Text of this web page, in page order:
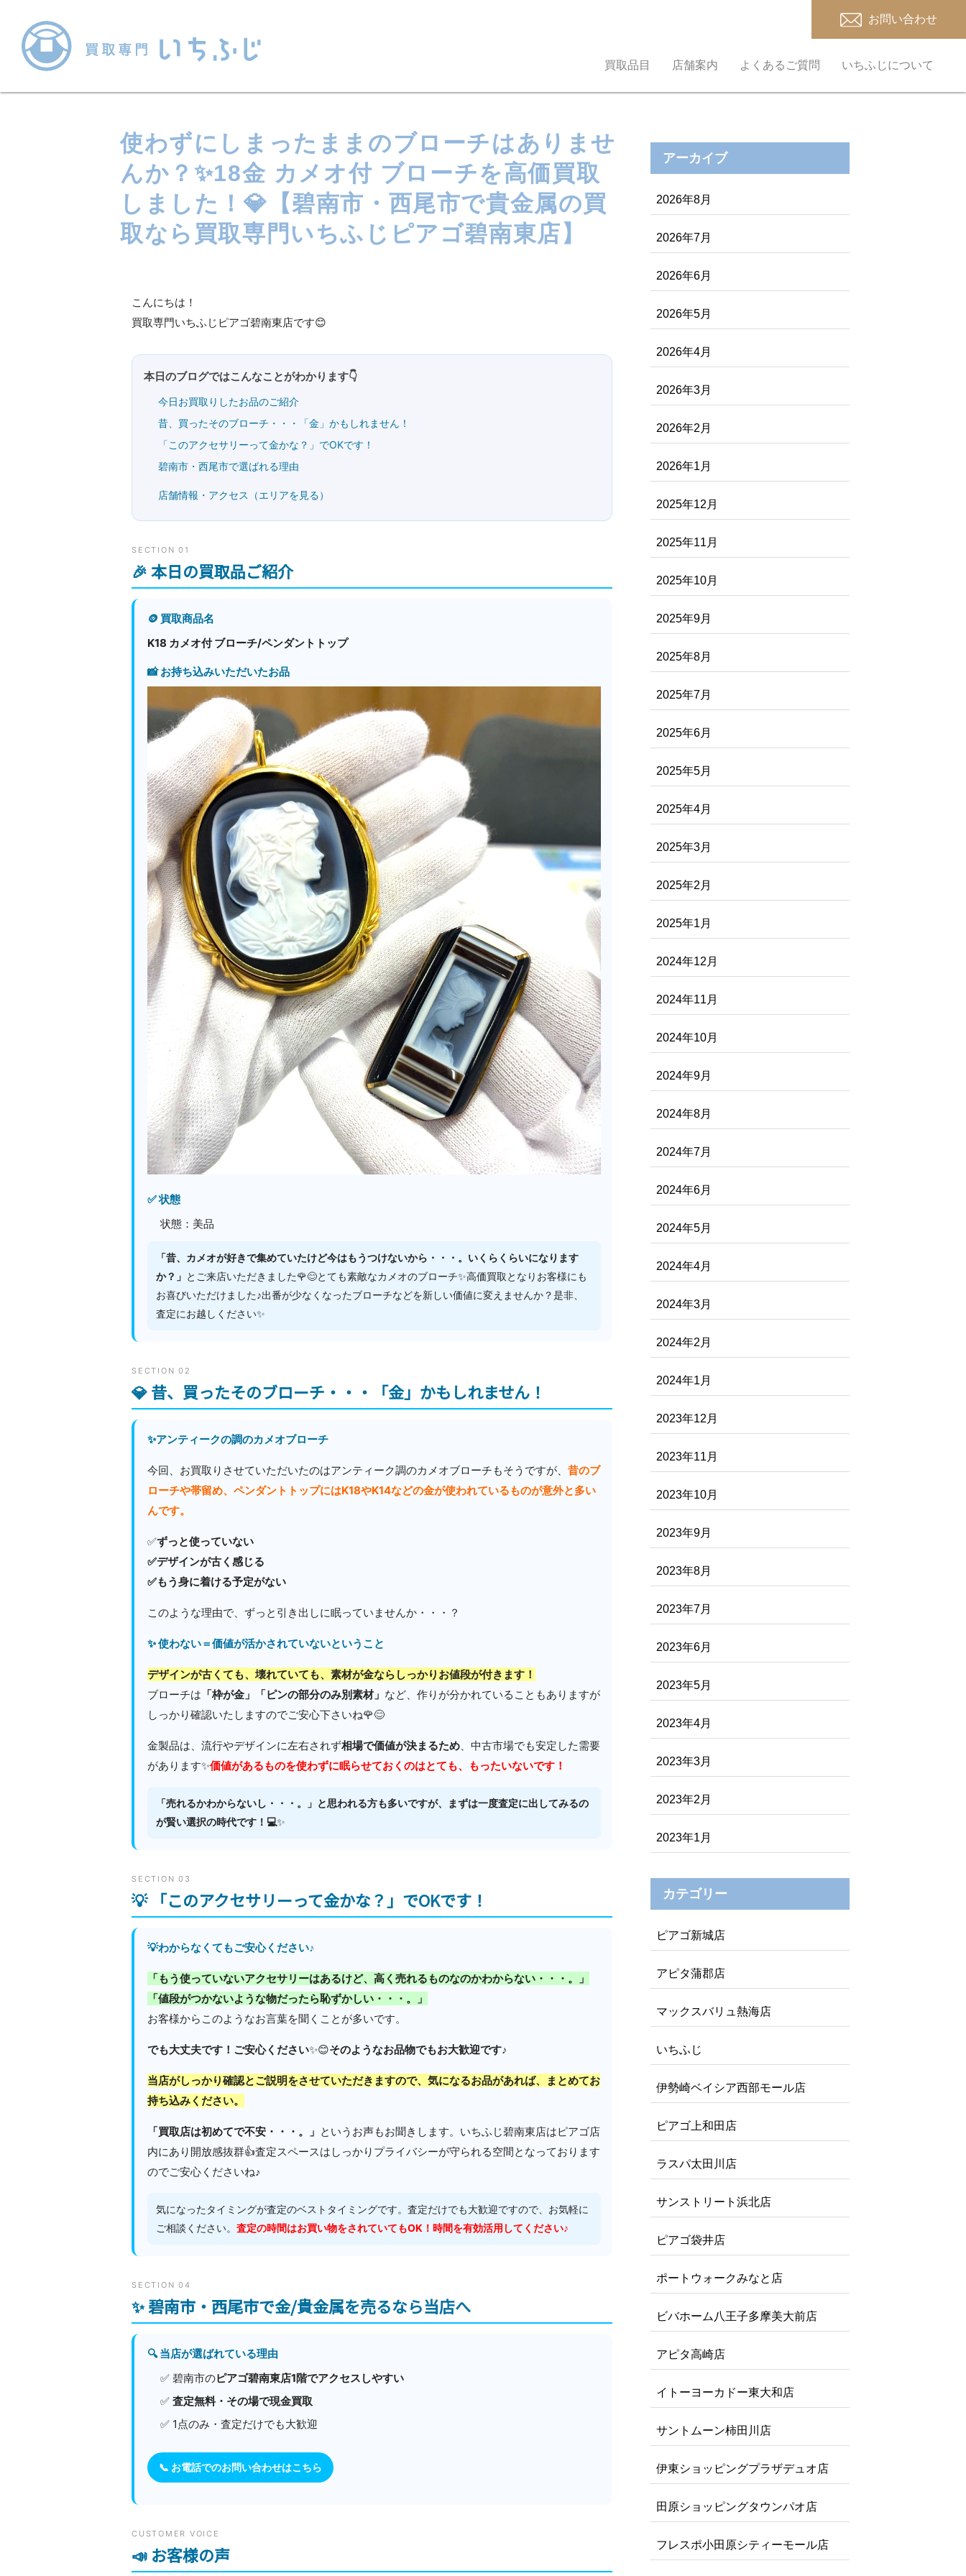
お問い合わせ
買取品目 店舗案内 よくあるご質問 いちふじについて
使わずにしまったままのブローチはありませ
んか？✨18金 カメオ付 ブローチを高価買取
しました！💎【碧南市・西尾市で貴金属の買
取なら買取専門いちふじピアゴ碧南東店】
こんにちは！
買取専門いちふじピアゴ碧南東店です😊
本日のブログではこんなことがわかります👇
今日お買取りしたお品のご紹介
昔、買ったそのブローチ・・・「金」かもしれません！
「このアクセサリーって金かな？」でOKです！
碧南市・西尾市で選ばれる理由
店舗情報・アクセス（エリアを見る）
SECTION 01
🎉 本日の買取品ご紹介
🪙 買取商品名
K18 カメオ付 ブローチ/ペンダントトップ
📸 お持ち込みいただいたお品
✅ 状態
状態：美品
「昔、カメオが好きで集めていたけど今はもうつけないから・・・。いくらくらいになります
か？」 とご来店いただきました🌹😊とても素敵なカメオのブローチ✨高価買取となりお客様にも
お喜びいただけました♪出番が少なくなったブローチなどを新しい価値に変えませんか？是非、
査定にお越しください✨
SECTION 02
💎 昔、買ったそのブローチ・・・「金」かもしれません！
✨アンティークの調のカメオブローチ
今回、お買取りさせていただいたのはアンティーク調のカメオブローチもそうですが、 昔のブ
ローチや帯留め、ペンダントトップにはK18やK14などの金が使われているものが意外と多い
んです。
✅ずっと使っていない
✅デザインが古く感じる
✅もう身に着ける予定がない
このような理由で、ずっと引き出しに眠っていませんか・・・？
✨ 使わない＝価値が活かされていないということ
デザインが古くても、壊れていても、素材が金ならしっかりお値段が付きます！
ブローチは 「枠が金」「ピンの部分のみ別素材」 など、作りが分かれていることもありますが
しっかり確認いたしますのでご安心下さいね🌹😊
金製品は、流行やデザインに左右されず相場で価値が決まるため、中古市場でも安定した需要
があります✨価値があるものを使わずに眠らせておくのはとても、もったいないです！
「売れるかわからないし・・・。」と思われる方も多いですが、まずは一度査定に出してみるの
が賢い選択の時代です！💻✨
SECTION 03
💡 「このアクセサリーって金かな？」でOKです！
💡わからなくてもご安心ください♪
「もう使っていないアクセサリーはあるけど、高く売れるものなのかわからない・・・。」
「値段がつかないような物だったら恥ずかしい・・・。」
お客様からこのようなお言葉を聞くことが多いです。
でも大丈夫です！ご安心ください✨😊そのようなお品物でもお大歓迎です♪
当店がしっかり確認とご説明をさせていただきますので、気になるお品があれば、まとめてお
持ち込みください。
「買取店は初めてで不安・・・。」 というお声もお聞きします。いちふじ碧南東店はピアゴ店
内にあり開放感抜群👍査定スペースはしっかりプライバシーが守られる空間となっております
のでご安心くださいね♪
気になったタイミングが査定のベストタイミングです。査定だけでも大歓迎ですので、お気軽に
ご相談ください。 査定の時間はお買い物をされていてもOK！時間を有効活用してください♪
SECTION 04
✨ 碧南市・西尾市で金/貴金属を売るなら当店へ
🔍 当店が選ばれている理由
✅ 碧南市のピアゴ碧南東店1階でアクセスしやすい
✅ 査定無料・その場で現金買取
✅ 1点のみ・査定だけでも大歓迎
📞 お電話でのお問い合わせはこちら
CUSTOMER VOICE
📣 お客様の声
アーカイブ
2026年8月
2026年7月
2026年6月
2026年5月
2026年4月
2026年3月
2026年2月
2026年1月
2025年12月
2025年11月
2025年10月
2025年9月
2025年8月
2025年7月
2025年6月
2025年5月
2025年4月
2025年3月
2025年2月
2025年1月
2024年12月
2024年11月
2024年10月
2024年9月
2024年8月
2024年7月
2024年6月
2024年5月
2024年4月
2024年3月
2024年2月
2024年1月
2023年12月
2023年11月
2023年10月
2023年9月
2023年8月
2023年7月
2023年6月
2023年5月
2023年4月
2023年3月
2023年2月
2023年1月
カテゴリー
ピアゴ新城店
アピタ蒲郡店
マックスバリュ熱海店
いちふじ
伊勢崎ベイシア西部モール店
ピアゴ上和田店
ラスパ太田川店
サンストリート浜北店
ピアゴ袋井店
ポートウォークみなと店
ビバホーム八王子多摩美大前店
アピタ高崎店
イトーヨーカドー東大和店
サントムーン柿田川店
伊東ショッピングプラザデュオ店
田原ショッピングタウンパオ店
フレスポ小田原シティーモール店